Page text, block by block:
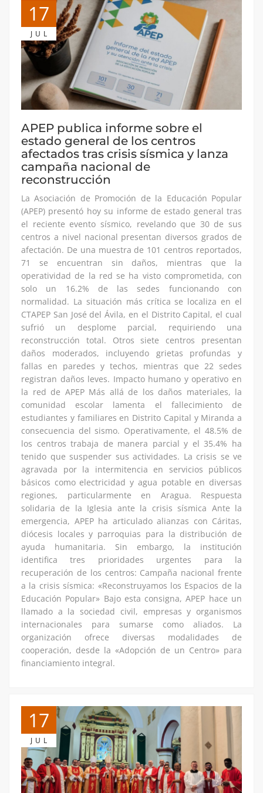
17
JUL
APEP publica informe sobre el
estado general de los centros
afectados tras crisis sísmica y lanza
campaña nacional de
reconstrucción
La Asociación de Promoción de la Educación Popular
(APEP) presentó hoy su informe de estado general tras
el reciente evento sísmico, revelando que 30 de sus
centros a nivel nacional presentan diversos grados de
afectación. De una muestra de 101 centros reportados,
71 se encuentran sin daños, mientras que la
operatividad de la red se ha visto comprometida, con
solo un 16.2% de las sedes funcionando con
normalidad. La situación más crítica se localiza en el
CTAPEP San José del Ávila, en el Distrito Capital, el cual
sufrió un desplome parcial, requiriendo una
reconstrucción total. Otros siete centros presentan
daños moderados, incluyendo grietas profundas y
fallas en paredes y techos, mientras que 22 sedes
registran daños leves. Impacto humano y operativo en
la red de APEP Más allá de los daños materiales, la
comunidad escolar lamenta el fallecimiento de
estudiantes y familiares en Distrito Capital y Miranda a
consecuencia del sismo. Operativamente, el 48.5% de
los centros trabaja de manera parcial y el 35.4% ha
tenido que suspender sus actividades. La crisis se ve
agravada por la intermitencia en servicios públicos
básicos como electricidad y agua potable en diversas
regiones, particularmente en Aragua. Respuesta
solidaria de la Iglesia ante la crisis sísmica Ante la
emergencia, APEP ha articulado alianzas con Cáritas,
diócesis locales y parroquias para la distribución de
ayuda humanitaria. Sin embargo, la institución
identifica tres prioridades urgentes para la
recuperación de los centros: Campaña nacional frente
a la crisis sísmica: «Reconstruyamos los Espacios de la
Educación Popular» Bajo esta consigna, APEP hace un
llamado a la sociedad civil, empresas y organismos
internacionales para sumarse como aliados. La
organización ofrece diversas modalidades de
cooperación, desde la «Adopción de un Centro» para
financiamiento integral.
17
JUL